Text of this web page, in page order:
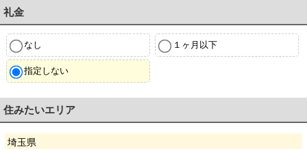
礼金
なし １ヶ月以下
指定しない
住みたいエリア
埼玉県